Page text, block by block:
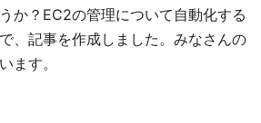
か？EC2の管理について自動化する
、記事を作成しました。みなさんの
ます。